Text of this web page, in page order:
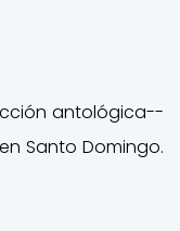
antológica--
Santo Domingo.